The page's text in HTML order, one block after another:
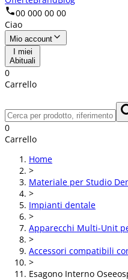
00 000 00 00
Ciao
Mio account
I miei
Abituali
0
Carrello
0
Carrello
Home
>
Materiale per Studio
>
Impianti dentale
>
Apparecchi Multi-Unit
>
Accessori compatibili
>
Esagono Interno